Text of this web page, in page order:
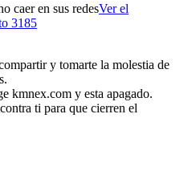
caer en sus redesVer el
3185
y tomarte la molestia de
kmnex.com y esta apagado.
ti para que cierren el